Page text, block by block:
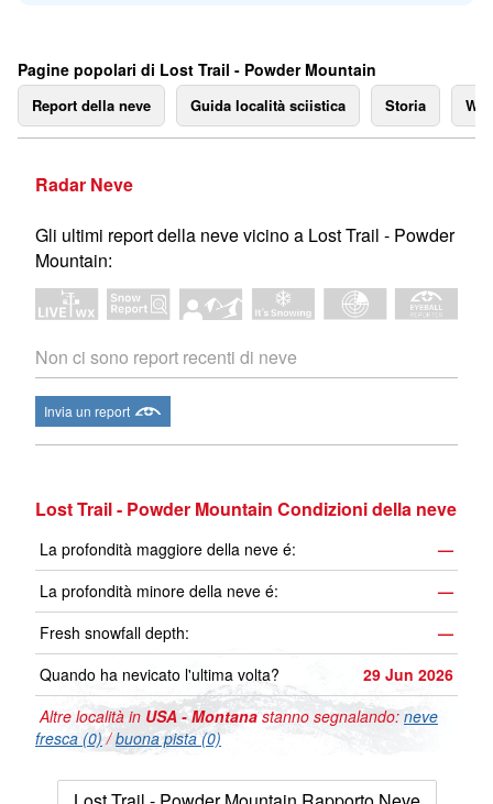
Pagine popolari di Lost Trail - Powder Mountain
Report della neve Guida località sciistica Storia
Radar Neve
Gli ultimi report della neve vicino a Lost Trail - Powder
Mountain:
Non ci sono report recenti di neve
Invia un report
Lost Trail - Powder Mountain Condizioni della neve
La profondità maggiore della neve é:
—
La profondità minore della neve é:
—
Fresh snowfall depth:
—
Quando ha nevicato l'ultima volta?
29 Jun 2026
Altre località in USA - Montana stanno segnalando: neve
fresca (0)/buona pista (0)